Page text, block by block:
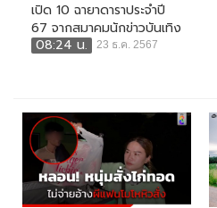
เปิด 10 ฉายาดาราประจำปี
67 จากสมาคมนักข่าวบันเทิง
08:24 น.
23 ธ.ค. 2567